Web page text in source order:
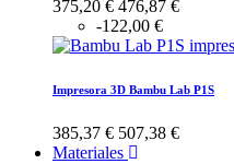
375,20 € 476,87 €
-122,00 €
Impresora 3D Bambu Lab P1S
385,37 € 507,38 €
Materiales